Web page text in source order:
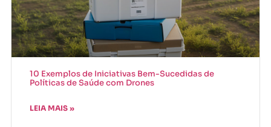
10 Exemplos de Iniciativas Bem-Sucedidas de
Políticas de Saúde com Drones
LEIA MAIS »